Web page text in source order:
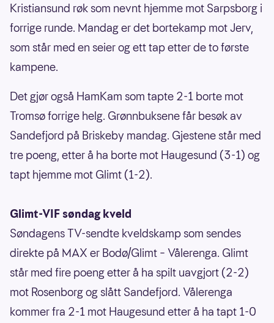
Kristiansund røk som nevnt hjemme mot Sarpsborg i
forrige runde. Mandag er det bortekamp mot Jerv,
som står med en seier og ett tap etter de to første
kampene.
Det gjør også HamKam som tapte 2-1 borte mot
Tromsø forrige helg. Grønnbuksene får besøk av
Sandefjord på Briskeby mandag. Gjestene står med
tre poeng, etter å ha borte mot Haugesund (3-1) og
tapt hjemme mot Glimt (1-2).
Glimt-VIF søndag kveld
Søndagens TV-sendte kveldskamp som sendes
direkte på MAX er Bodø/Glimt – Vålerenga. Glimt
står med fire poeng etter å ha spilt uavgjort (2-2)
mot Rosenborg og slått Sandefjord. Vålerenga
kommer fra 2-1 mot Haugesund etter å ha tapt 1-0